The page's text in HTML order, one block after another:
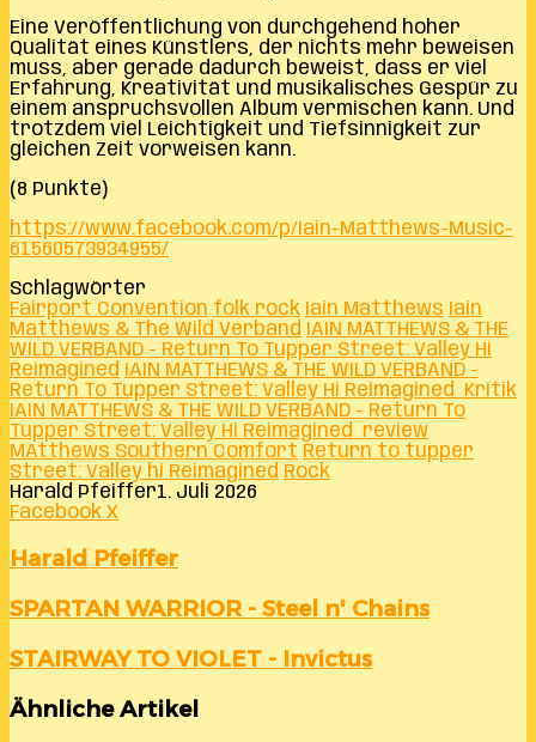
Eine Veröffentlichung von durchgehend hoher
Qualität eines Künstlers, der nichts mehr beweisen
muss, aber gerade dadurch beweist, dass er viel
Erfahrung, Kreativität und musikalisches Gespür zu
einem anspruchsvollen Album vermischen kann. Und
trotzdem viel Leichtigkeit und Tiefsinnigkeit zur
gleichen Zeit vorweisen kann.
(8 Punkte)
https://www.facebook.com/p/Iain-Matthews-Music-
61560573934955/
Schlagwörter
Fairport Convention folk rock Iain Matthews Iain
Matthews & The Wild Verband IAIN MATTHEWS & THE
WILD VERBAND - Return To Tupper Street: Valley Hi
Reimagined IAIN MATTHEWS & THE WILD VERBAND -
Return To Tupper Street: Valley Hi Reimagined Kritik
IAIN MATTHEWS & THE WILD VERBAND - Return To
Tupper Street: Valley Hi Reimagined review
MAtthews Southern Comfort Return to tupper
Street: Valley hi Reimagined Rock
Harald Pfeiffer1. Juli 2026
Facebook X
E-
Mail
Harald Pfeiffer
SPARTAN
WARRIOR
Steel
Chains
SPARTAN WARRIOR - Steel n' Chains
STAIRWAY
TO
VIOLET
-
STAIRWAY TO VIOLET - Invictus
Ähnliche Artikel